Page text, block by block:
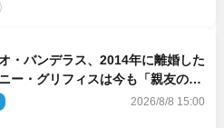
・バンデラス、2014年に離婚した
ー・グリフィスは今も「親友の一
2026/8/8 15:00